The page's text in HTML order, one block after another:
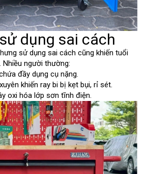
dụng sai cách
sử dụng sai cách cũng khiến tuổi
người thường:
đầy dụng cụ nặng.
khiến ray bi bị kẹt bụi, rỉ sét.
oxi hóa lớp sơn tĩnh điện.